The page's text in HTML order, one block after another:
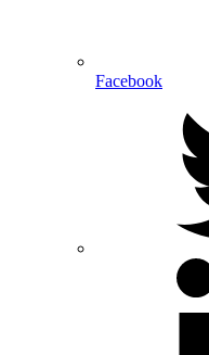
Facebook